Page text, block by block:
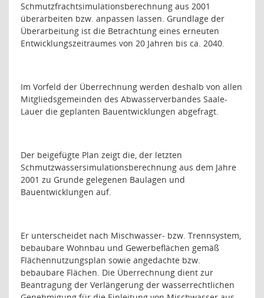
Schmutzfrachtsimulationsberechnung aus 2001
überarbeiten bzw. anpassen lassen. Grundlage der
Überarbeitung ist die Betrachtung eines erneuten
Entwicklungszeitraumes von 20 Jahren bis ca. 2040.
Im Vorfeld der Überrechnung werden deshalb von allen
Mitgliedsgemeinden des Abwasserverbandes Saale-
Lauer die geplanten Bauentwicklungen abgefragt.
Der beigefügte Plan zeigt die, der letzten
Schmutzwassersimulationsberechnung aus dem Jahre
2001 zu Grunde gelegenen Baulagen und
Bauentwicklungen auf.
Er unterscheidet nach Mischwasser- bzw. Trennsystem,
bebaubare Wohnbau und Gewerbeflächen gemäß
Flächennutzungsplan sowie angedachte bzw.
bebaubare Flächen. Die Überrechnung dient zur
Beantragung der Verlängerung der wasserrechtlichen